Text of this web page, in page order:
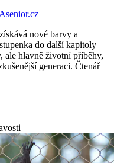
Asenior.cz
nové barvy a
do další kapitoly
ale hlavně životní příběhy,
generaci. Čtenář